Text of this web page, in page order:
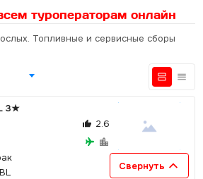
туроператорам онлайн
Топливные и сервисные сборы
3★
2.6
Свернуть